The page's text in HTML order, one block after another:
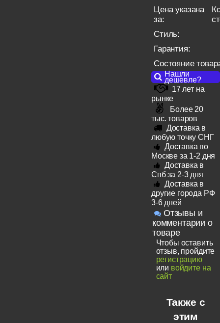
Цена указана
за:
Стиль:
Гарантия:
Состояние
Нашли
дешевле?
17 лет на
рынке
Более 20
тыс. товаров
Доставка в
любую точку СНГ
Доставка по
Москве за 1-2 дня
Доставка в
Спб за 2-3 дня
Доставка в
другие города РФ
3-6 дней
Отзывы и
комментарии о
товаре
Чтобы оставить
отзыв, пройдите
регистрацию
или войдите на
сайт
Также с
этим